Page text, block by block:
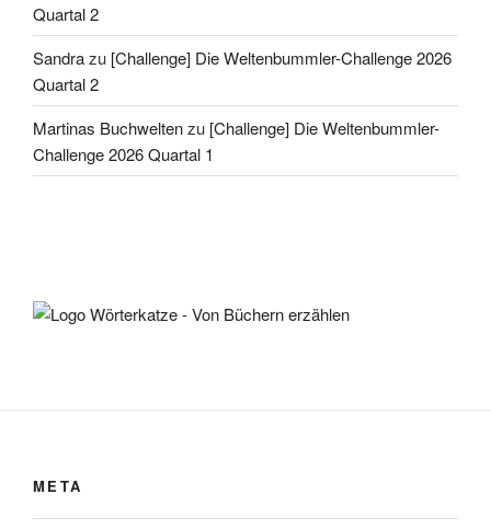
Quartal 2
Sandrazu [Challenge] Die Weltenbummler-Challenge 2026
Quartal 2
Martinas Buchweltenzu [Challenge] Die Weltenbummler-
Challenge 2026 Quartal 1
META